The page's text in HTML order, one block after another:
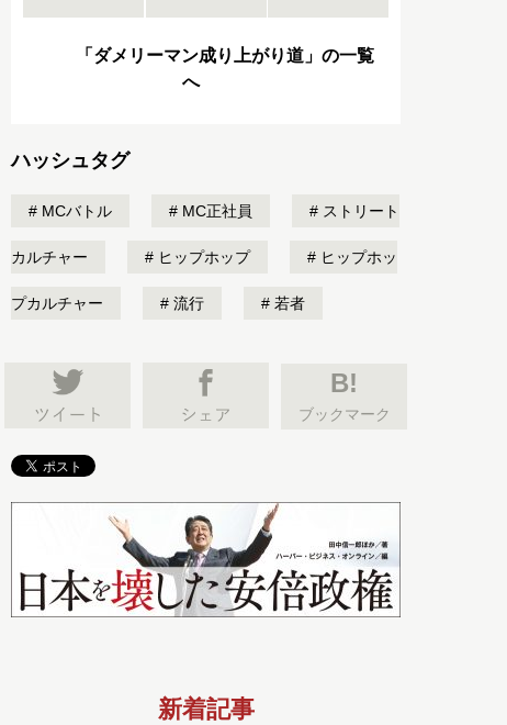
「ダメリーマン成り上がり道」の一覧
へ
ハッシュタグ
MCバトル MC正社員 ストリート
カルチャー ヒップホップ ヒップホッ
プカルチャー 流行 若者
B!
ブックマーク
新着記事